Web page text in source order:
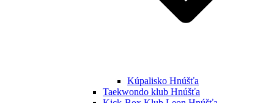
Kúpalisko Hnúšťa
Taekwondo klub Hnúšťa